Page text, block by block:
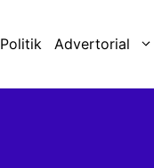
Politik Advertorial